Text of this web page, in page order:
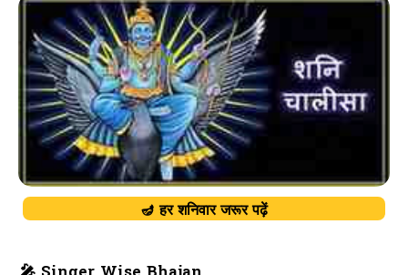
🪔 हर शनिवार जरूर पढ़ें